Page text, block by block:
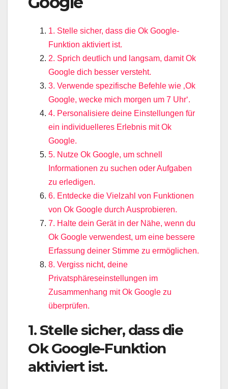
1. Stelle sicher, dass die Ok Google-
Funktion aktiviert ist.
2. Sprich deutlich und langsam, damit Ok
Google dich besser versteht.
3. Verwende spezifische Befehle wie ‚Ok
Google, wecke mich morgen um 7 Uhr‘.
4. Personalisiere deine Einstellungen für
ein individuelleres Erlebnis mit Ok
Google.
5. Nutze Ok Google, um schnell
Informationen zu suchen oder Aufgaben
zu erledigen.
6. Entdecke die Vielzahl von Funktionen
von Ok Google durch Ausprobieren.
7. Halte dein Gerät in der Nähe, wenn du
Ok Google verwendest, um eine bessere
Erfassung deiner Stimme zu ermöglichen.
8. Vergiss nicht, deine
Privatsphäreseinstellungen im
Zusammenhang mit Ok Google zu
überprüfen.
1. Stelle sicher, dass die
Ok Google-Funktion
aktiviert ist.